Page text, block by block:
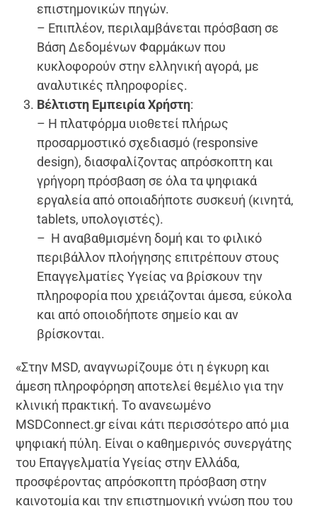
επιστημονικών πηγών.
– Επιπλέον, περιλαμβάνεται πρόσβαση σε
Βάση Δεδομένων Φαρμάκων που
κυκλοφορούν στην ελληνική αγορά, με
αναλυτικές πληροφορίες.
Βέλτιστη Εμπειρία Χρήστη:
– Η πλατφόρμα υιοθετεί πλήρως
προσαρμοστικό σχεδιασμό (responsive
design), διασφαλίζοντας απρόσκοπτη και
γρήγορη πρόσβαση σε όλα τα ψηφιακά
εργαλεία από οποιαδήποτε συσκευή (κινητά,
tablets, υπολογιστές).
– Η αναβαθμισμένη δομή και το φιλικό
περιβάλλον πλοήγησης επιτρέπουν στους
Επαγγελματίες Υγείας να βρίσκουν την
πληροφορία που χρειάζονται άμεσα, εύκολα
και από οποιοδήποτε σημείο και αν
βρίσκονται.
«Στην MSD, αναγνωρίζουμε ότι η έγκυρη και
άμεση πληροφόρηση αποτελεί θεμέλιο για την
κλινική πρακτική. Το ανανεωμένο
MSDConnect.gr είναι κάτι περισσότερο από μια
ψηφιακή πύλη. Είναι ο καθημερινός συνεργάτης
του Επαγγελματία Υγείας στην Ελλάδα,
προσφέροντας απρόσκοπτη πρόσβαση στην
καινοτομία και την επιστημονική γνώση που του